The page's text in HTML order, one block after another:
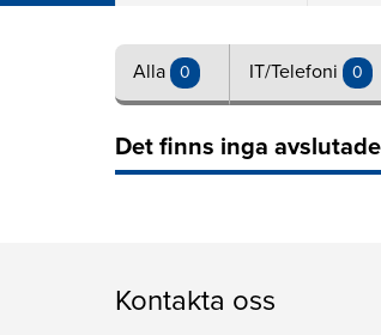
Alla 0 IT/Telefoni 0
Det finns inga
Kontakta oss